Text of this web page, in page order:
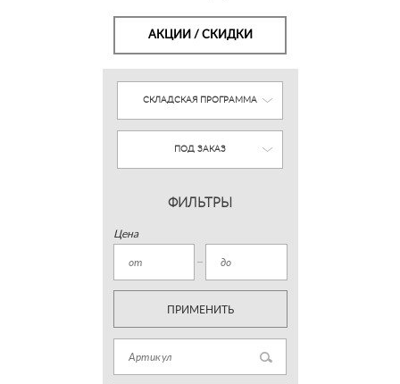
АКЦИИ / СКИДКИ
СКЛАДСКАЯ ПРОГРАММА
ПОД ЗАКАЗ
ФИЛЬТРЫ
Цена
ПРИМЕНИТЬ